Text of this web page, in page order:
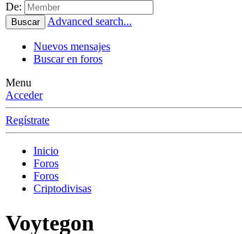
De:
Buscar Advanced search...
Nuevos mensajes
Buscar en foros
Menu
Acceder
Regístrate
Inicio
Foros
Foros
Criptodivisas
Voytegon